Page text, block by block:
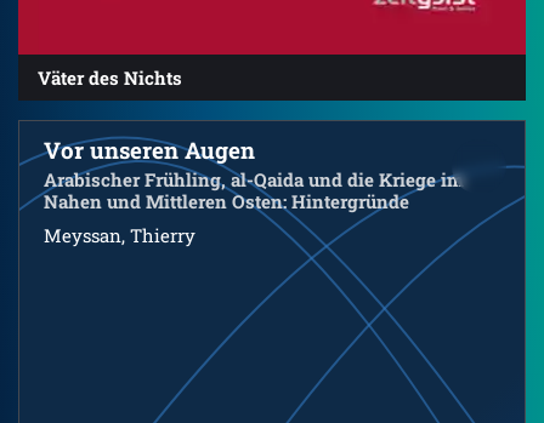
Väter des Nichts
Vor unseren Augen
Arabischer Frühling, al-Qaida und die Kriege im
Nahen und Mittleren Osten: Hintergründe
Meyssan, Thierry